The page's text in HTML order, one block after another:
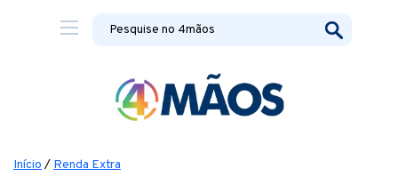
Início / Renda Extra